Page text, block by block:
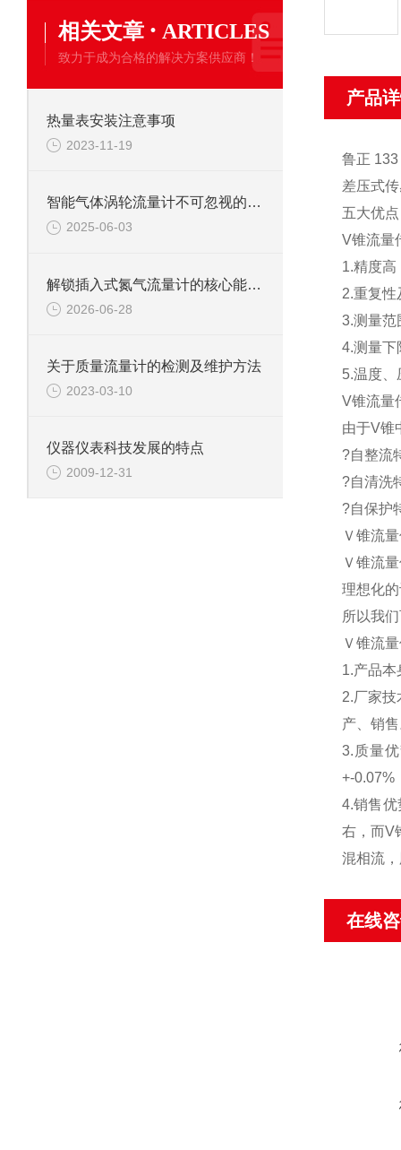
相关文章 · ARTICLES
致力于成为合格的解决方案供应商！
热量表安装注意事项
2023-11-19
智能气体涡轮流量计不可忽视的维护保养
2025-06-03
解锁插入式氮气流量计的核心能力：它如何为氮气计量“保驾护航”？
2026-06-28
关于质量流量计的检测及维护方法
2023-03-10
仪器仪表科技发展的特点
2009-12-31
产品
鲁正
差压式
五大优
V锥流量
1.精度高
2.重复性
3.测量范
4.测量下
5.温度
V锥流量
由于V锥
?自整流
?自清洗
?自保护
Ｖ锥流
Ｖ锥流
理想化
所以我
Ｖ锥流
1.产品
2.厂家
产、销
3.质量
+-0.07%
4.销售
右，而V
混相流
在线